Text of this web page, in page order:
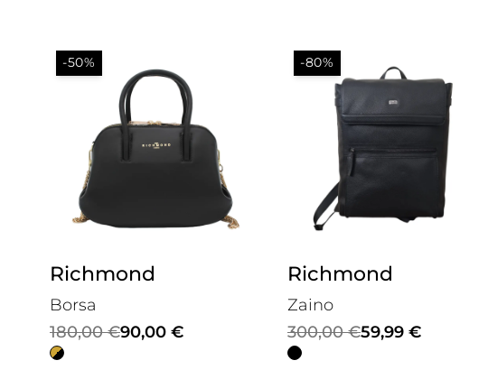
-50%
Richmond
Borsa
180,00€
Il
prezzo
90,00 €
Il
prezzo
-80%
Richmond
Zaino
300,00€
Il
prezzo
59,99 €
Il
prezzo